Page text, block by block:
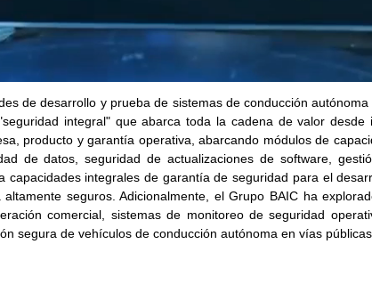
de desarrollo y prueba de sistemas de conducción
integral" que abarca toda la cadena de valor
producto y garantía operativa, abarcando módulos de
de datos, seguridad de actualizaciones de software,
capacidades integrales de garantía de seguridad para el
seguros. Adicionalmente, el Grupo BAIC ha
comercial, sistemas de monitoreo de seguridad
segura de vehículos de conducción autónoma en vías